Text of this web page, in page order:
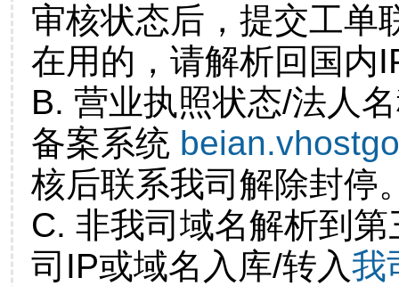
审核状态后，提交工单
在用的，请解析回国内
B. 营业执照状态/法人
备案系统
核后联系我司解除封停
C. 非我司域名解析到
司IP或域名入库/转入我